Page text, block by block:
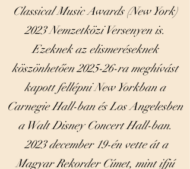
Classical Music Awards (New York)
2023 Nemzetközi Versenyen is.
Ezeknek az elismeréseknek
köszönhetően 2025-26-ra meghívást
kapott fellépni New Yorkban a
Carnegie Hall-ban és Los Angelesben
a Walt Disney Concert Hall-ban.
2023 december 19-én vette át a
Magyar Rekorder Címet, mint ifjú